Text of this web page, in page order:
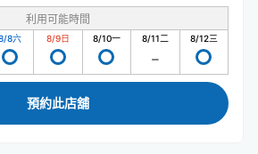
利用可能時間
8六 8/9日 8/10一 8/11二 8/12三
預約此店舖